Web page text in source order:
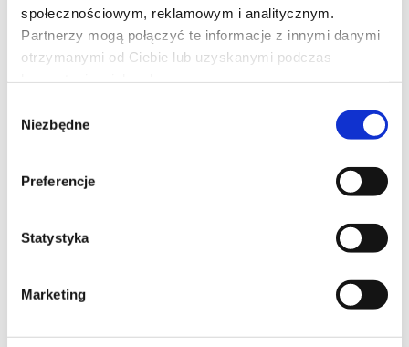
społecznościowym, reklamowym i analitycznym.
Partnerzy mogą połączyć te informacje z innymi danymi
otrzymanymi od Ciebie lub uzyskanymi podczas
zgody
Niezbędne
Preferencje
Statystyka
Marketing
Opis spektaklu Solarystyczna opowieść Stanisława Lema została